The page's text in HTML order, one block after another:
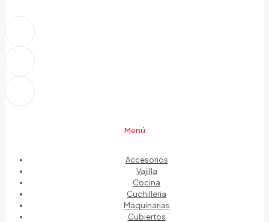
Menú
Accesorios
Vajilla
Cocina
Cuchilleria
Maquinarias
Cubiertos